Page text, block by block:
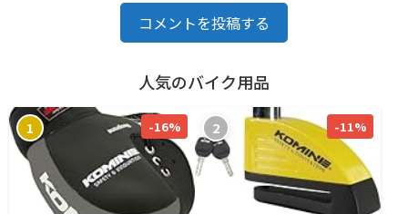
コメントを投稿する
人気のバイク用品
1 -16% 2 -11%